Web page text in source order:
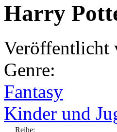
Harry
Veröffentlicht
Genre:
Fantasy
Kinder und
Reihe: